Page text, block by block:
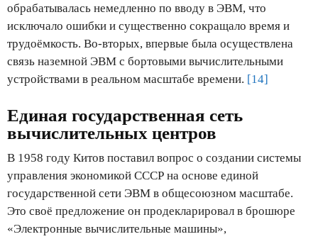
обрабатывалась немедленно по вводу в ЭВМ, что
исключало ошибки и существенно сокращало время и
трудоёмкость. Во-вторых, впервые была осуществлена
связь наземной ЭВМ с бортовыми вычислительными
устройствами в реальном масштабе времени. [14]
Единая государственная сеть
вычислительных центров
В 1958 году Китов поставил вопрос о создании системы
управления экономикой СССР на основе единой
государственной сети ЭВМ в общесоюзном масштабе.
Это своё предложение он продекларировал в брошюре
«Электронные вычислительные машины»,